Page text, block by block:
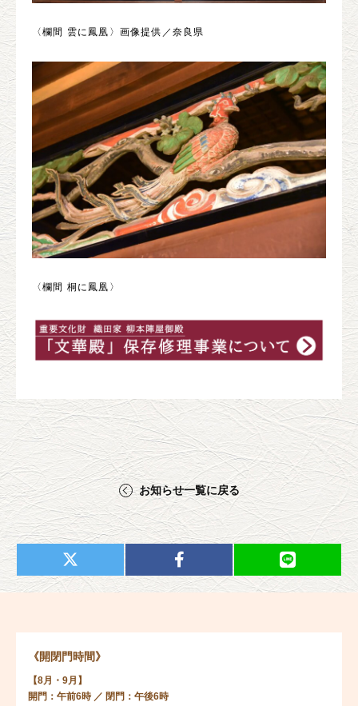
〈欄間 雲に鳳凰〉画像提供／奈良県
〈欄間 桐に鳳凰〉
お知らせ一覧に戻る
《開閉門時間》
【8月・9月】
開門：午前6時 ／ 閉門：午後6時